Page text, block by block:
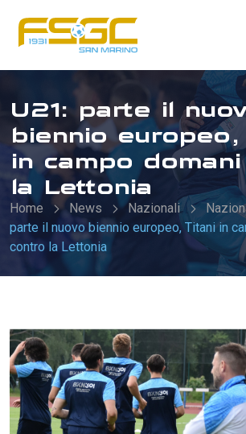
U21: parte il
biennio europeo,
in campo domani
la Lettonia
Home News Nazionali
parte il nuovo biennio europeo, Titani in
contro la Lettonia